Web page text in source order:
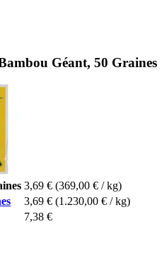
Géant, 50 Graines
3,69 € (369,00 € / kg)
3,69 € (1.230,00 € / kg)
7,38 €